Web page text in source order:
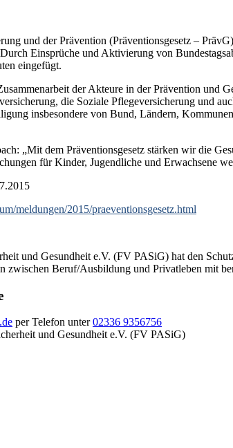
und der Prävention (Präventionsgesetz –
Einsprüche und Aktivierung von
eingefügt.
der Akteure in der Prävention und
die Soziale Pflegeversicherung und
insbesondere von Bund, Ländern,
„Mit dem Präventionsgesetz stärken wir die
für Kinder, Jugendliche und Erwachsene
meldungen/2015/praeventionsgesetz.html
und Gesundheit e.V. (FV PASiG) hat den
zwischen Beruf/Ausbildung und Privatleben mit
per Telefon unter02336 9356756
und Gesundheit e.V. (FV PASiG)